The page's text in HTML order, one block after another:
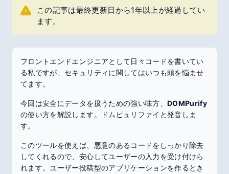
この記事は最終更新日から1年以上が経過してい
ます。
フロントエンドエンジニアとして日々コードを書いてい
る私ですが、セキュリティに関してはいつも頭を悩ませ
てます。
今回は安全にデータを扱うための強い味方、 DOMPurify
の使い方を解説します。ドムピュリファイと発音しま
す。
このツールを使えば、悪意のあるコードをしっかり除去
してくれるので、安心してユーザーの入力を受け付けら
れます。ユーザー投稿型のアプリケーションを作るとき